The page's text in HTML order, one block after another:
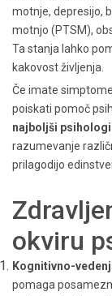
motnje, depresijo,
motnjo (PTSM),
Ta stanja lahko
kakovost življenja.
Če imate
poiskati pomoč
najboljši psihologi
razumevanje
prilagodijo
okviru
Kognitivno-
pomaga